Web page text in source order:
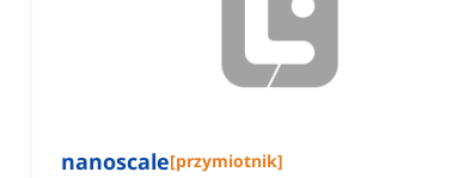
nanoscale[przymiotnik]